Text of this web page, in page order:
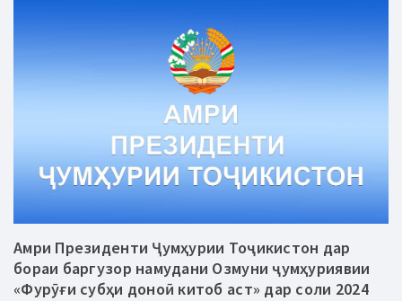
Амри Президенти Ҷумҳурии Тоҷикистон дар
бораи баргузор намудани Озмуни ҷумҳуриявии
«Фурӯғи субҳи доноӣ китоб аст» дар соли 2024